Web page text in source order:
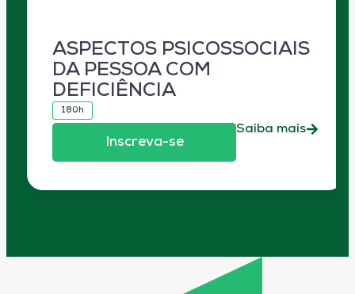
ASPECTOS PSICOSSOCIAIS
DA PESSOA COM
DEFICIÊNCIA
180h
Inscreva-se
Saiba mais